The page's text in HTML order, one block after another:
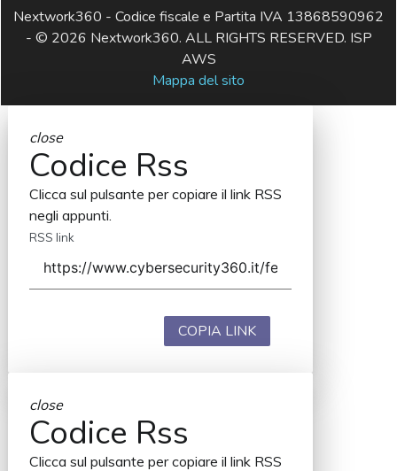
Nextwork360 - Codice fiscale e Partita IVA 13868590962
- © 2026 Nextwork360. ALL RIGHTS RESERVED. ISP
AWS
Mappa del sito
close
Codice Rss
Clicca sul pulsante per copiare il link RSS
negli appunti.
RSS link
COPIA LINK
close
Codice Rss
Clicca sul pulsante per copiare il link RSS